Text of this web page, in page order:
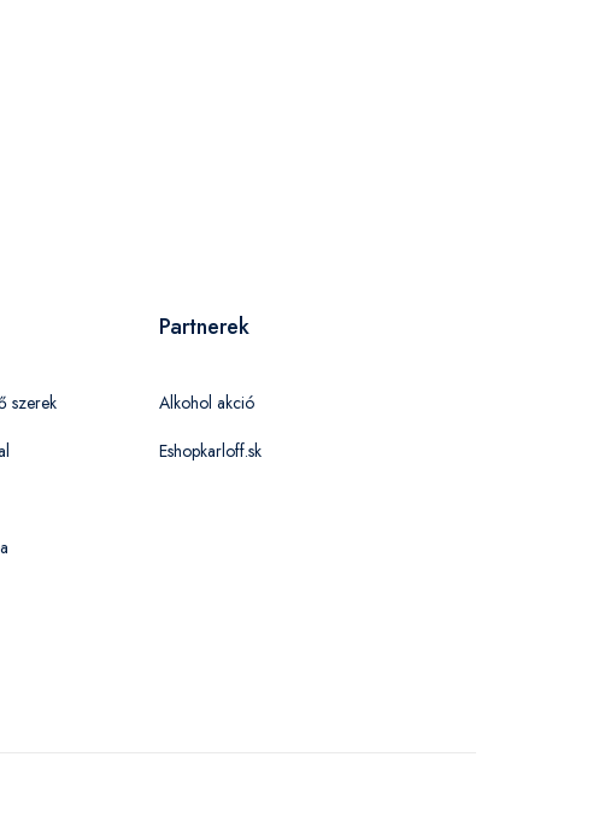
szerek
Partnerek
Alkohol akció
Eshopkarloff.sk